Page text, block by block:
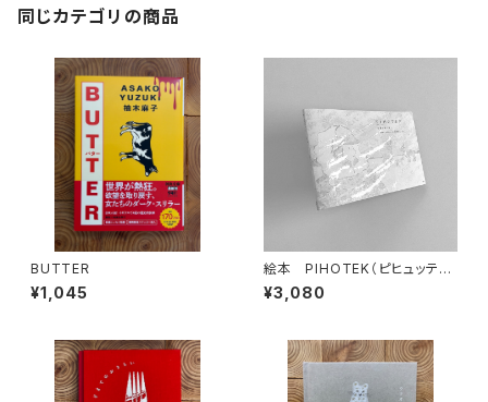
同じカテゴリの商品
BUTTER
¥1,045
絵本 PIHOTEK（ピヒュッティ）
北極を風と歩く
¥3,080